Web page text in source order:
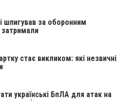
шпигував за оборонним
стає викликом: які незвичні
українські БпЛА для атак на